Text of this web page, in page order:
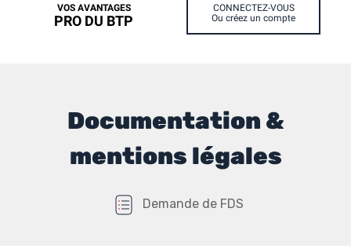
VOS AVANTAGES
PRO DU BTP
CONNECTEZ-VOUS
Ou créez un compte
Documentation &
mentions légales
Demande de FDS